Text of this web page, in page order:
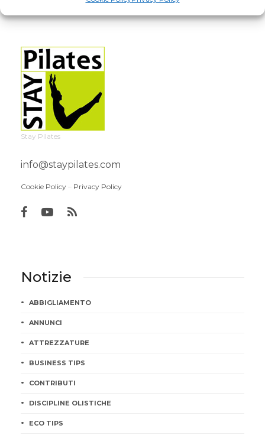
Stay Pilates
info@staypilates.com
Cookie Policy – Privacy Policy
Notizie
ABBIGLIAMENTO
ANNUNCI
ATTREZZATURE
BUSINESS TIPS
CONTRIBUTI
DISCIPLINE OLISTICHE
ECO TIPS